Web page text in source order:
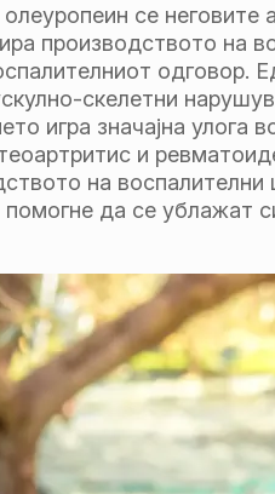
се неговите
производството на
одговор.
скелетни
игра значајна улога
и
на воспалителни
да се ублажат